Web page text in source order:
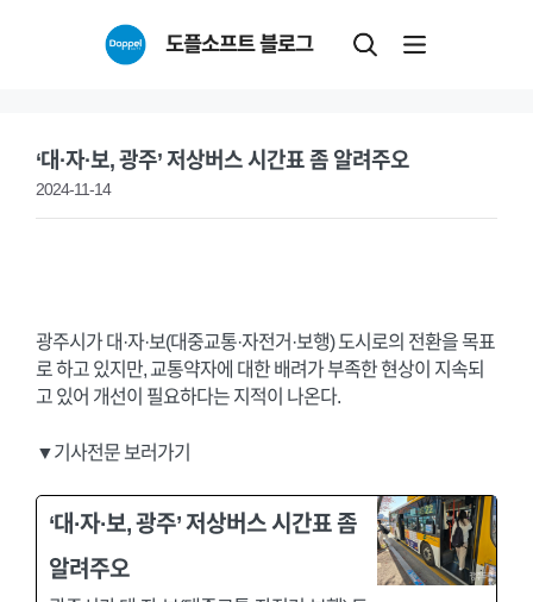
도플소프트 블로그
‘대·자·보, 광주’ 저상버스 시간표 좀 알려주오
2024-11-14
광주시가 대·자·보(대중교통·자전거·보행) 도시로의 전환을 목표
로 하고 있지만, 교통약자에 대한 배려가 부족한 현상이 지속되
고 있어 개선이 필요하다는 지적이 나온다.
▼기사전문 보러가기
‘대·자·보, 광주’ 저상버스 시간표 좀
알려주오